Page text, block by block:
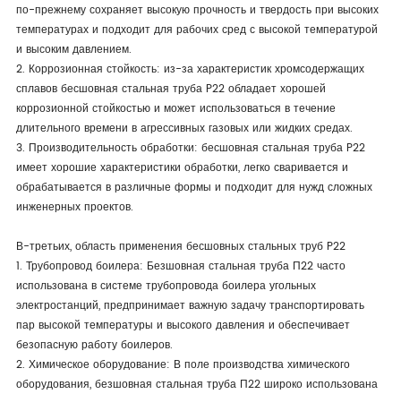
по-прежнему сохраняет высокую прочность и твердость при высоких
температурах и подходит для рабочих сред с высокой температурой
и высоким давлением.
2. Коррозионная стойкость: из-за характеристик хромсодержащих
сплавов бесшовная стальная труба P22 обладает хорошей
коррозионной стойкостью и может использоваться в течение
длительного времени в агрессивных газовых или жидких средах.
3. Производительность обработки: бесшовная стальная труба P22
имеет хорошие характеристики обработки, легко сваривается и
обрабатывается в различные формы и подходит для нужд сложных
инженерных проектов.
В-третьих, область применения бесшовных стальных труб P22
1. Трубопровод боилера: Безшовная стальная труба П22 часто
использована в системе трубопровода боилера угольных
электростанций, предпринимает важную задачу транспортировать
пар высокой температуры и высокого давления и обеспечивает
безопасную работу боилеров.
2. Химическое оборудование: В поле производства химического
оборудования, безшовная стальная труба П22 широко использована